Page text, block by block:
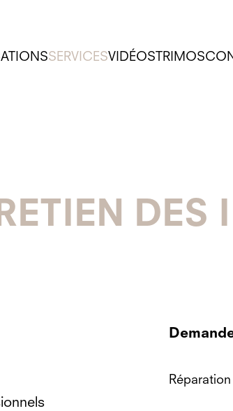
SERVICESVIDÉOS TRIMOS
DES